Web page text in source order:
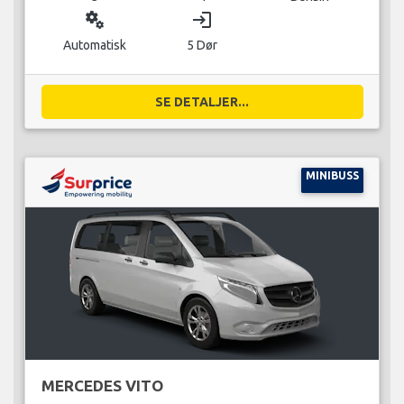
miscellaneous_services
Automatisk
login
5 Dør
SE DETALJER...
MINIBUSS
MERCEDES VITO